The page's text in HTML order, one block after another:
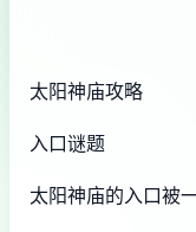
太阳神庙攻略
入口谜题
太阳神庙的入口被